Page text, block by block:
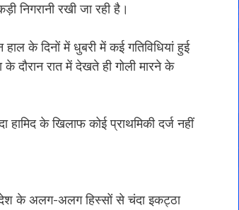
निगरानी रखी जा रही है।
हाल के दिनों में धुबरी में कई गतिविधियां हुई
दौरान रात में देखते ही गोली मारने के
के खिलाफ कोई प्राथमिकी दर्ज नहीं
देश के अलग-अलग हिस्सों से चंदा इकट्ठा